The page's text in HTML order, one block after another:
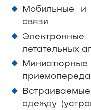
Мобильные и
связи
летательных
одежду